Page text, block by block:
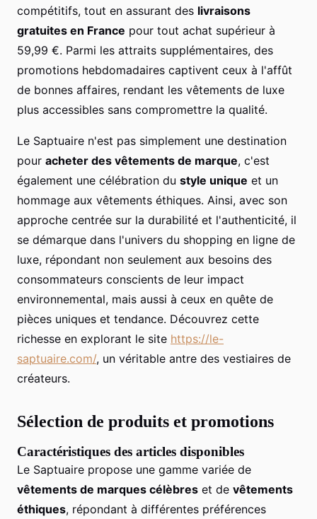
compétitifs, tout en assurant des livraisons
gratuites en France pour tout achat supérieur à
59,99 €. Parmi les attraits supplémentaires, des
promotions hebdomadaires captivent ceux à l'affût
de bonnes affaires, rendant les vêtements de luxe
plus accessibles sans compromettre la qualité.
Le Saptuaire n'est pas simplement une destination
pour acheter des vêtements de marque, c'est
également une célébration du style unique et un
hommage aux vêtements éthiques. Ainsi, avec son
approche centrée sur la durabilité et l'authenticité, il
se démarque dans l'univers du shopping en ligne de
luxe, répondant non seulement aux besoins des
consommateurs conscients de leur impact
environnemental, mais aussi à ceux en quête de
pièces uniques et tendance. Découvrez cette
richesse en explorant le site https://le-
saptuaire.com/, un véritable antre des vestiaires de
créateurs.
Sélection de produits et promotions
Caractéristiques des articles disponibles
Le Saptuaire propose une gamme variée de
vêtements de marques célèbres et de vêtements
éthiques, répondant à différentes préférences